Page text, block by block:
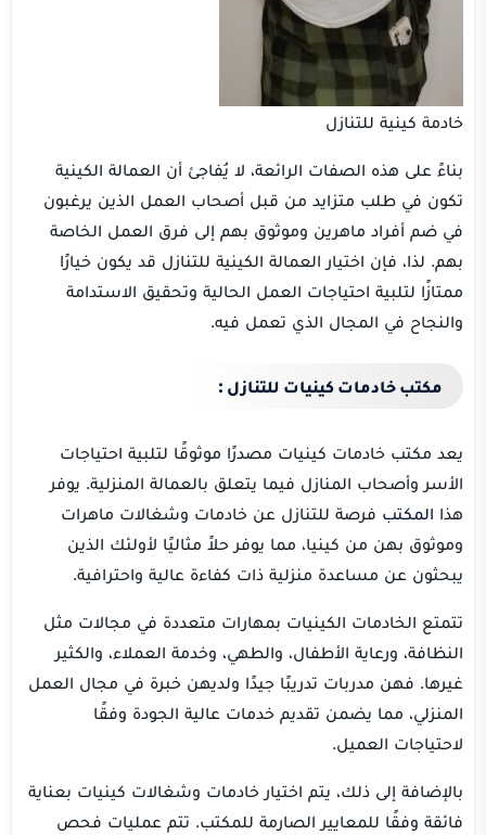
خادمة كينية للتنازل
بناءً على هذه الصفات الرائعة، لا يُفاجئ أن العمالة الكينية
تكون في طلب متزايد من قبل أصحاب العمل الذين يرغبون
في ضم أفراد ماهرين وموثوق بهم إلى فرق العمل الخاصة
بهم. لذا، فإن اختيار العمالة الكينية للتنازل قد يكون خيارًا
ممتازًا لتلبية احتياجات العمل الحالية وتحقيق الاستدامة
والنجاح في المجال الذي تعمل فيه.
مكتب خادمات كينيات للتنازل :
يعد مكتب خادمات كينيات مصدرًا موثوقًا لتلبية احتياجات
الأسر وأصحاب المنازل فيما يتعلق بالعمالة المنزلية. يوفر
هذا المكتب فرصة للتنازل عن خادمات وشغالات ماهرات
وموثوق بهن من كينيا، مما يوفر حلاً مثاليًا لأولئك الذين
يبحثون عن مساعدة منزلية ذات كفاءة عالية واحترافية.
تتمتع الخادمات الكينيات بمهارات متعددة في مجالات مثل
النظافة، ورعاية الأطفال، والطهي، وخدمة العملاء، والكثير
غيرها. فهن مدربات تدريبًا جيدًا ولديهن خبرة في مجال العمل
المنزلي، مما يضمن تقديم خدمات عالية الجودة وفقًا
لاحتياجات العميل.
بالإضافة إلى ذلك، يتم اختيار خادمات وشغالات كينيات بعناية
فائقة وفقًا للمعايير الصارمة للمكتب. تتم عمليات فحص